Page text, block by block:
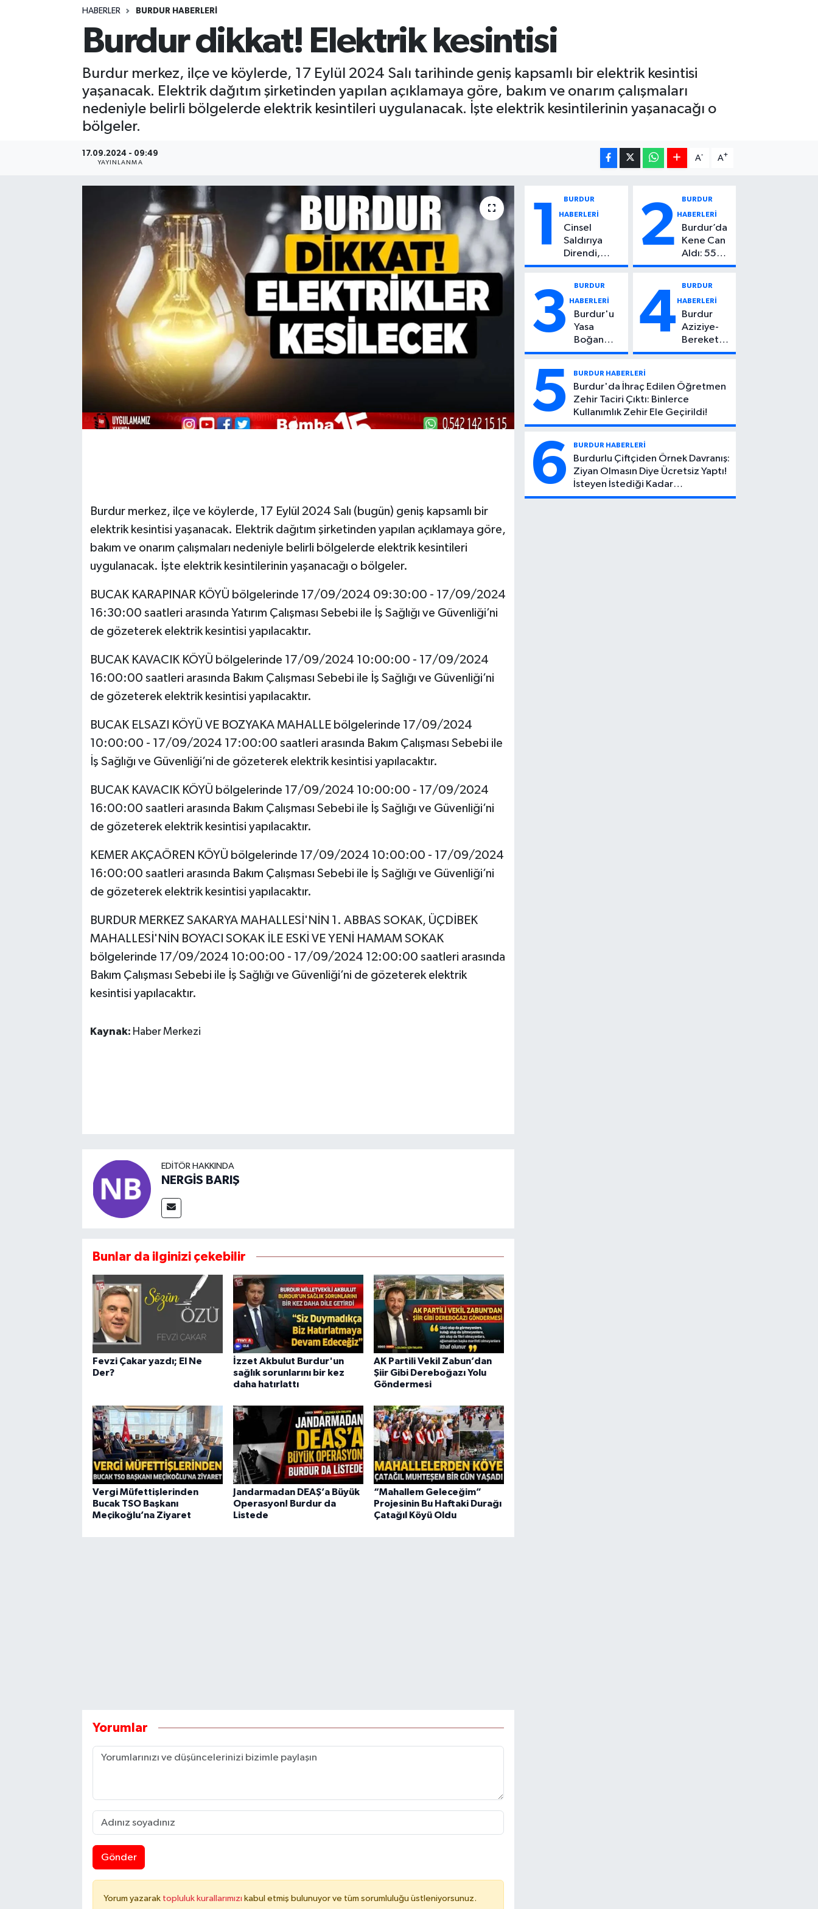
HABERLER BURDUR HABERLERİ
Burdur dikkat! Elektrik kesintisi
Burdur merkez, ilçe ve köylerde, 17 Eylül 2024 Salı tarihinde geniş kapsamlı bir elektrik kesintisi
yaşanacak. Elektrik dağıtım şirketinden yapılan açıklamaya göre, bakım ve onarım çalışmaları
nedeniyle belirli bölgelerde elektrik kesintileri uygulanacak. İşte elektrik kesintilerinin yaşanacağı o
bölgeler.
17.09.2024 - 09:49
YAYINLANMA
A- A+
Burdur merkez, ilçe ve köylerde, 17 Eylül 2024 Salı (bugün) geniş kapsamlı bir
elektrik kesintisi yaşanacak. Elektrik dağıtım şirketinden yapılan açıklamaya göre,
bakım ve onarım çalışmaları nedeniyle belirli bölgelerde elektrik kesintileri
uygulanacak. İşte elektrik kesintilerinin yaşanacağı o bölgeler.
BUCAK KARAPINAR KÖYÜ bölgelerinde 17/09/2024 09:30:00 - 17/09/2024
16:30:00 saatleri arasında Yatırım Çalışması Sebebi ile İş Sağlığı ve Güvenliği’ni
de gözeterek elektrik kesintisi yapılacaktır.
BUCAK KAVACIK KÖYÜ bölgelerinde 17/09/2024 10:00:00 - 17/09/2024
16:00:00 saatleri arasında Bakım Çalışması Sebebi ile İş Sağlığı ve Güvenliği’ni
de gözeterek elektrik kesintisi yapılacaktır.
BUCAK ELSAZI KÖYÜ VE BOZYAKA MAHALLE bölgelerinde 17/09/2024
10:00:00 - 17/09/2024 17:00:00 saatleri arasında Bakım Çalışması Sebebi ile
İş Sağlığı ve Güvenliği’ni de gözeterek elektrik kesintisi yapılacaktır.
BUCAK KAVACIK KÖYÜ bölgelerinde 17/09/2024 10:00:00 - 17/09/2024
16:00:00 saatleri arasında Bakım Çalışması Sebebi ile İş Sağlığı ve Güvenliği’ni
de gözeterek elektrik kesintisi yapılacaktır.
KEMER AKÇAÖREN KÖYÜ bölgelerinde 17/09/2024 10:00:00 - 17/09/2024
16:00:00 saatleri arasında Bakım Çalışması Sebebi ile İş Sağlığı ve Güvenliği’ni
de gözeterek elektrik kesintisi yapılacaktır.
BURDUR MERKEZ SAKARYA MAHALLESİ'NİN 1. ABBAS SOKAK, ÜÇDİBEK
MAHALLESİ'NİN BOYACI SOKAK İLE ESKİ VE YENİ HAMAM SOKAK
bölgelerinde 17/09/2024 10:00:00 - 17/09/2024 12:00:00 saatleri arasında
Bakım Çalışması Sebebi ile İş Sağlığı ve Güvenliği’ni de gözeterek elektrik
kesintisi yapılacaktır.
Kaynak: Haber Merkezi
EDITÖR HAKKINDA
NERGİS BARIŞ
Bunlar da ilginizi çekebilir
Fevzi Çakar yazdı; El Ne
Der?
İzzet Akbulut Burdur'un
sağlık sorunlarını bir kez
daha hatırlattı
AK Partili Vekil Zabun’dan
Şiir Gibi Dereboğazı Yolu
Göndermesi
Vergi Müfettişlerinden
Bucak TSO Başkanı
Meçikoğlu’na Ziyaret
Jandarmadan DEAŞ’a Büyük
Operasyon! Burdur da
Listede
“Mahallem Geleceğim”
Projesinin Bu Haftaki Durağı
Çatağıl Köyü Oldu
Yorumlar
Gönder
Yorum yazarak topluluk kurallarımızı kabul etmiş bulunuyor ve tüm sorumluluğu üstleniyorsunuz.
1 BURDUR
HABERLERİ
Cinsel
Saldırıya
Direndi,
Başından
Çocuktan
Kötü Haber!
2 BURDUR
HABERLERİ
Burdur’da
Kene Can
Aldı: 55
Yaşındaki
Kaybetti
3 BURDUR
HABERLERİ
Burdur'u
Yasa
Boğan
Ölüm:
Can Atıcı
Genç
Yaşta
Yaşamını
Yitirdi
4 BURDUR
HABERLERİ
Burdur
Aziziye-
Bereket
Köyü
Feci Kaza:
1 Ölü, 2
Yaralı
5 BURDUR HABERLERİ
Burdur'da İhraç Edilen Öğretmen
Zehir Taciri Çıktı: Binlerce
Kullanımlık Zehir Ele Geçirildi!
6 BURDUR HABERLERİ
Burdurlu Çiftçiden Örnek Davranış:
Ziyan Olmasın Diye Ücretsiz Yaptı!
İsteyen İstediği Kadar
Toplayabilecek